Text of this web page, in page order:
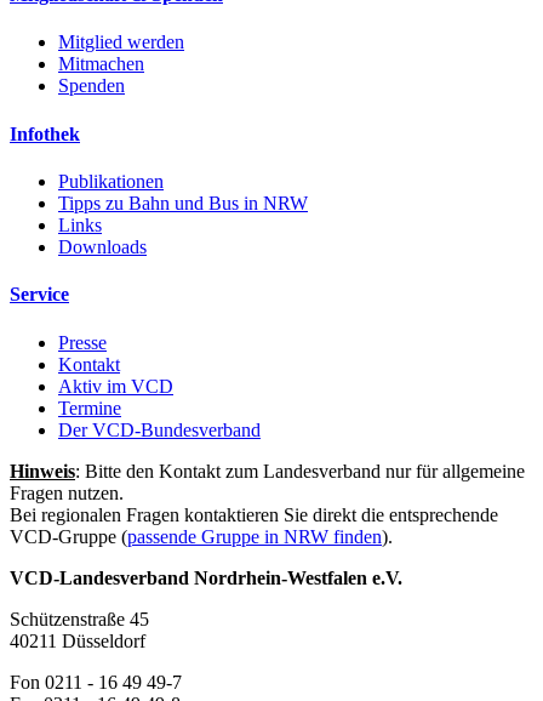
Mitglied werden
Mitmachen
Spenden
Infothek
Publikationen
Tipps zu Bahn und Bus in NRW
Links
Downloads
Service
Presse
Kontakt
Aktiv im VCD
Termine
Der VCD-Bundesverband
Hinweis: Bitte den Kontakt zum Landesverband nur für allgemeine
Fragen nutzen.
Bei regionalen Fragen kontaktieren Sie direkt die entsprechende
VCD-Gruppe (passende Gruppe in NRW finden).
VCD-Landesverband Nordrhein-Westfalen e.V.
Schützenstraße 45
40211 Düsseldorf
Fon 0211 - 16 49 49-7